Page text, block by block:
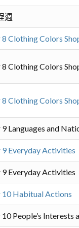
週
8 Clothing Colors
8 Clothing Colors
8 Clothing Colors
Languages and
9 Everyday Activities
9 Everyday Activities
10 Habitual Actions
People’s Interests